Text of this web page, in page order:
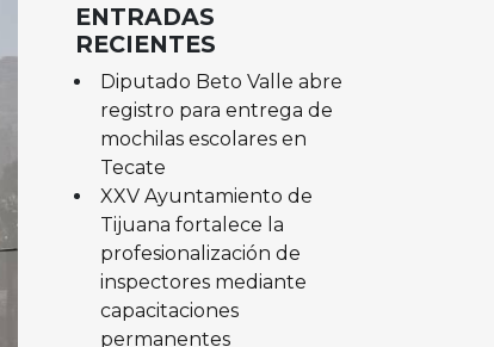
ENTRADAS
RECIENTES
Diputado Beto Valle abre
registro para entrega de
mochilas escolares en
Tecate
XXV Ayuntamiento de
Tijuana fortalece la
profesionalización de
inspectores mediante
capacitaciones
permanentes